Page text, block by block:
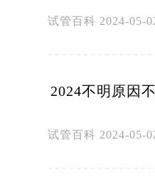
试管百科 2024-05-
2024不明原因
试管百科 2024-05-